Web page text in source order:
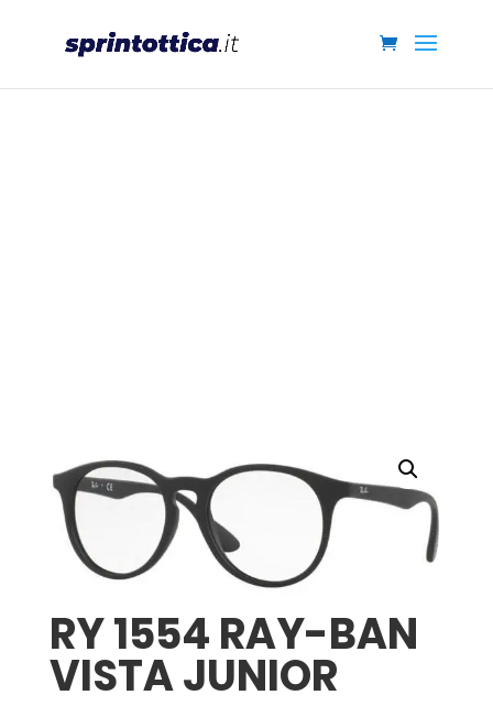
RY 1554 RAY-BAN
VISTA JUNIOR